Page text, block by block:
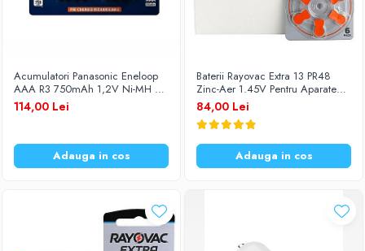
Acumulatori Panasonic Eneloop
AAA R3 750mAh 1,2V Ni-MH BK-
4MCCE/8BE set 8 buc.
114,00 Lei
Adauga in cos
Baterii Rayovac Extra 13 PR48
Zinc-Aer 1.45V Pentru Aparate
Auditive Set 60 Baterii
84,00 Lei
Adauga in cos